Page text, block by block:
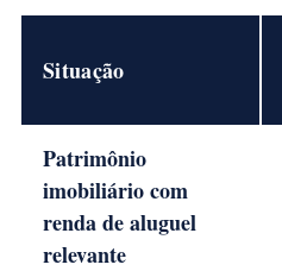
Situação
Patrimônio
imobiliário com
renda de aluguel
relevante